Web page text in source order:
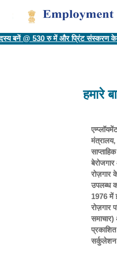
बनें @ 530 रु में और प्रिंट संस्करण के
हमारे
रोज़गार
उपलब्ध
1976 में
रोज़गार
समाचार)
सर्कुलेशन